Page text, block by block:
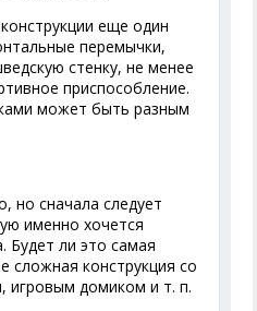
еще один
перемычки,
стенку, не менее
приспособление.
может быть разным
но сначала следует
именно хочется
Будет ли это самая
сложная конструкция со
игровым домиком и т. п.